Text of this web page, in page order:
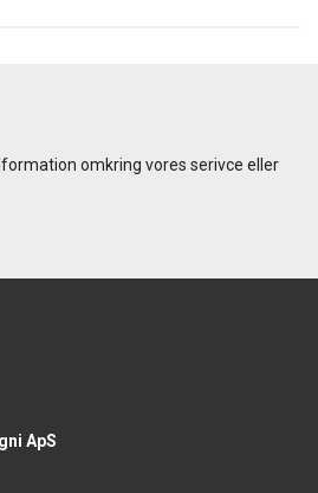
omkring vores serivce eller
ApS